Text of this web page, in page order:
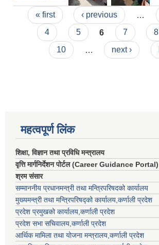
Pages
« first ‹ previous
4
5 6 7 8
10
next ›
महत्वपूर्ण लिंक
शिक्षा, विज्ञान तथा प्रविधि मन्त्रालय
वृत्ति मार्गनिर्देशन पोर्टल (Career Guidance Portal)
श्रम संसार
सम्माननीय प्रधानमन्त्री तथा मन्त्रिपरिषद‌को कार्यालय
मुख्यमन्त्री तथा मन्त्रिपरिषद्को कार्यालय,कर्णाली प्रदेश
प्रदेश प्रमुखको कार्यालय,कर्णाली प्रदेश
प्रदेश सभा सचिवालय,कर्णाली प्रदेश
आर्थिक मामिला तथा योजना मन्त्रालय,कर्णाली प्रदेश